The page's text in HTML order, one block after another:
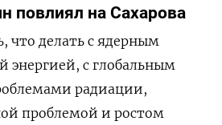
повлиял на Сахарова
что делать с ядерным
энергией, с глобальным
радиации,
проблемой и ростом